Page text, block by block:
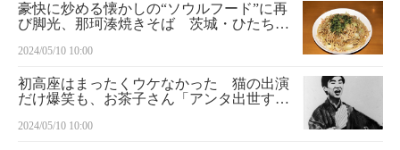
豪快に炒める懐かしの“ソウルフード”に再
び脚光、那珂湊焼きそば 茨城・ひたちな
2024/05/10 10:00
初高座はまったくウケなかった 猫の出演
だけ爆笑も、お茶子さん「アンタ出世する
＞
2024/05/10 10:00